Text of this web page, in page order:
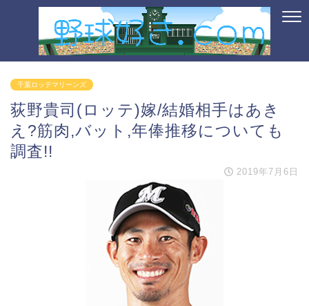
千葉ロッテマリーンズ
荻野貴司(ロッテ)嫁/結婚相手はあき
え?筋肉,バット,年俸推移についても
調査!!
2019年7月6日